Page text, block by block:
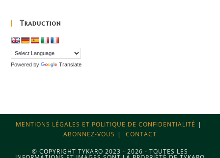
Traduction
Powered by Translate
MENTIONS LÉGALES ET POLITIQUE DE CONFIDENTIALITÉ
ABONNEZ-VOUS
CONTACT
© COPYRIGHT TYKARO 2023 - 2026 - TOUTES LES